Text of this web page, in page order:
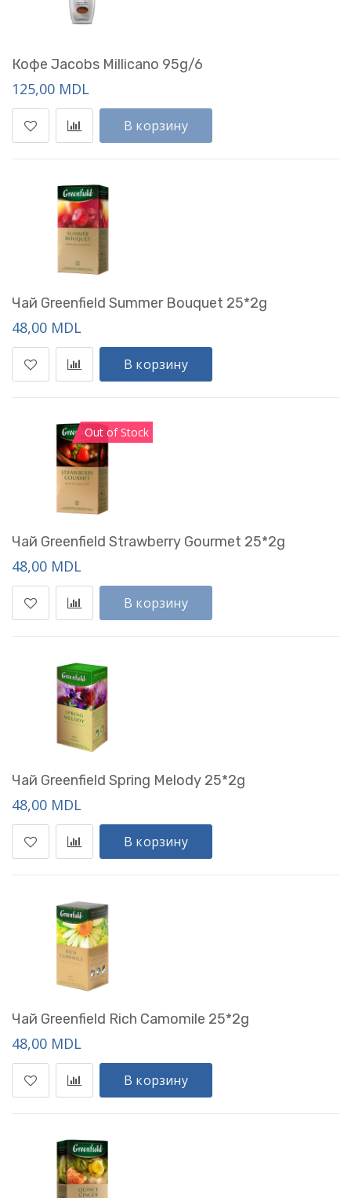
Кофе Jacobs Millicano 95g/6
125,00 MDL
В корзину
Чай Greenfield Summer Bouquet 25*2g
48,00 MDL
В корзину
Out of Stock
Чай Greenfield Strawberry Gourmet 25*2g
48,00 MDL
В корзину
Чай Greenfield Spring Melody 25*2g
48,00 MDL
В корзину
Чай Greenfield Rich Camomile 25*2g
48,00 MDL
В корзину